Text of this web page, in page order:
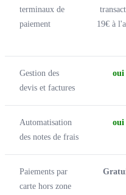
terminaux de
paiement
19€ à
Gestion des
devis et factures
oui
Automatisation
des notes de frais
oui
Paiements par
carte hors zone